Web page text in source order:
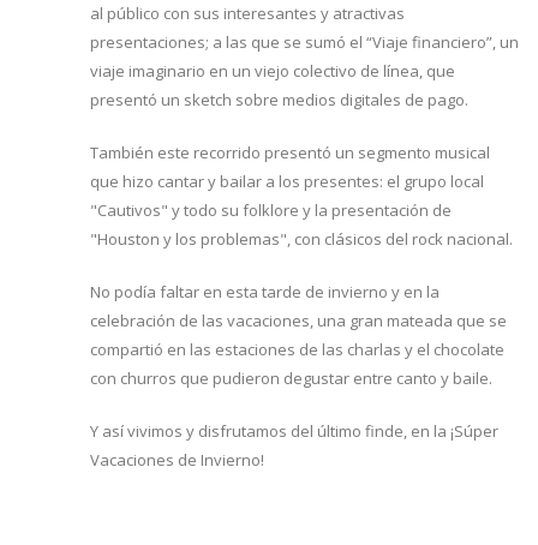
al público con sus interesantes y atractivas
presentaciones; a las que se sumó el “Viaje financiero”, un
viaje imaginario en un viejo colectivo de línea, que
presentó un sketch sobre medios digitales de pago.
También este recorrido presentó un segmento musical
que hizo cantar y bailar a los presentes: el grupo local
"Cautivos" y todo su folklore y la presentación de
"Houston y los problemas", con clásicos del rock nacional.
No podía faltar en esta tarde de invierno y en la
celebración de las vacaciones, una gran mateada que se
compartió en las estaciones de las charlas y el chocolate
con churros que pudieron degustar entre canto y baile.
Y así vivimos y disfrutamos del último finde, en la ¡Súper
Vacaciones de Invierno!